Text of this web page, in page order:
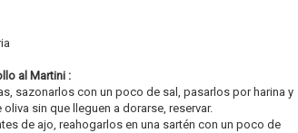
al Martini :
sazonarlos con un poco de sal, pasarlos por harina y
sin que lleguen a dorarse, reservar.
de ajo, reahogarlos en una sartén con un poco de